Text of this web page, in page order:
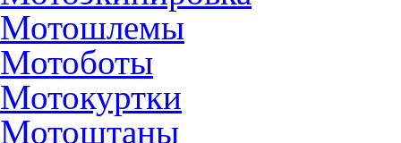
Мотошлемы
Мотоботы
Мотокуртки
Мотоштаны